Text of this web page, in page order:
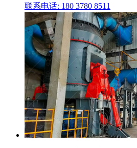
联系电话: 180 3780 8511